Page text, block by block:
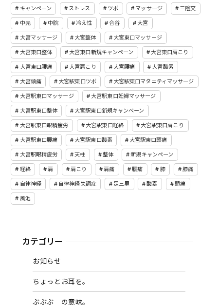
キャンペーン ストレス ツボ マッサージ 三陰交
中完 中脘 冷え性 合谷 大宮
大宮マッサージ 大宮整体 大宮東口マッサージ
大宮東口整体 大宮東口新規キャンペーン 大宮東口肩こり
大宮東口腰痛 大宮肩こり 大宮腰痛 大宮酸素
大宮頭痛 大宮駅東口ツボ 大宮駅東口マタニティマッサージ
大宮駅東口マッサージ 大宮駅東口妊婦マッサージ
大宮駅東口整体 大宮駅東口新規キャンペーン
大宮駅東口眼精疲労 大宮駅東口経絡 大宮駅東口肩こり
大宮駅東口腰痛 大宮駅東口酸素 大宮駅東口頭痛
大宮駅眼精疲労 天柱 整体 新規キャンペーン
経絡 肩 肩こり 肩痛 腰痛 膝 膝痛
自律神経 自律神経失調症 足三里 酸素 頭痛
風池
カテゴリー
お知らせ
ちょっとお耳を。
ぶぶぶ の意味。